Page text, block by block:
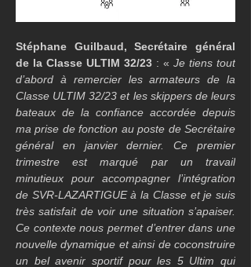
Stéphane Guilbaud, Secrétaire général
de la Classe ULTIM 32/23 : « Je tiens tout
d’abord à remercier les armateurs de la
Classe ULTIM 32/23 et les skippers de leurs
bateaux de la confiance accordée depuis
ma prise de fonction au poste de Secrétaire
général en janvier dernier. Ce premier
trimestre est marqué par un travail
minutieux pour accompagner l’intégration
de SVR-LAZARTIGUE à la Classe et je suis
très satisfait de voir une situation s’apaiser.
Ce contexte nous permet d’entrer dans une
nouvelle dynamique et ainsi de coconstruire
un bel avenir sportif pour les 5 Ultim qui